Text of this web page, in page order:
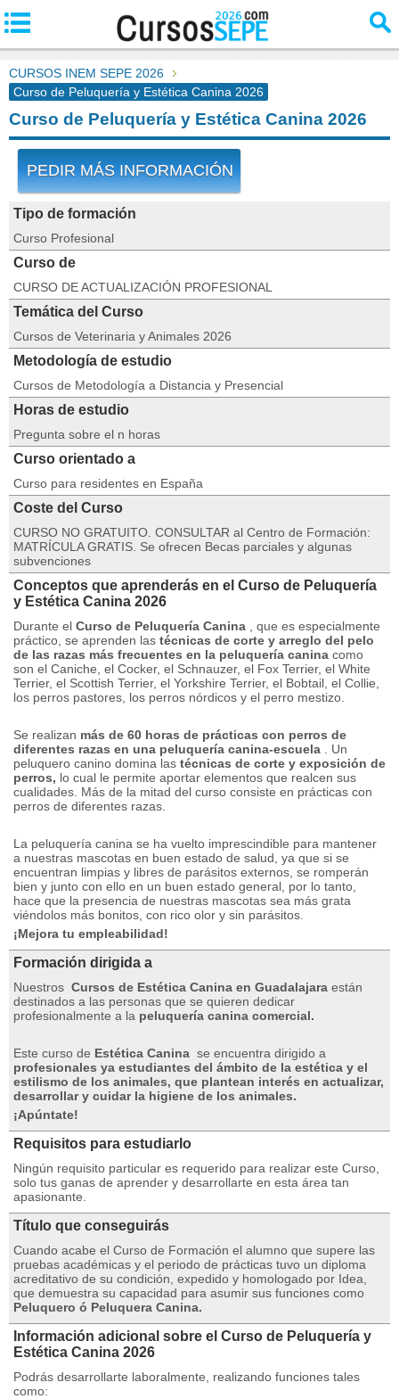
CURSOS INEM SEPE 2026
Curso de Peluquería y Estética Canina 2026
Curso de Peluquería y Estética Canina 2026
PEDIR MÁS INFORMACIÓN
Tipo de formación
Curso Profesional
Curso de
CURSO DE ACTUALIZACIÓN PROFESIONAL
Temática del Curso
Cursos de Veterinaria y Animales 2026
Metodología de estudio
Cursos de Metodología a Distancia y Presencial
Horas de estudio
Pregunta sobre el n horas
Curso orientado a
Curso para residentes en España
Coste del Curso
CURSO NO GRATUITO. CONSULTAR al Centro de Formación:
MATRÍCULA GRATIS. Se ofrecen Becas parciales y algunas
subvenciones
Conceptos que aprenderás en el Curso de Peluquería
y Estética Canina 2026
Durante el Curso de Peluquería Canina , que es especialmente
práctico, se aprenden las técnicas de corte y arreglo del pelo
de las razas más frecuentes en la peluquería canina como
son el Caniche, el Cocker, el Schnauzer, el Fox Terrier, el White
Terrier, el Scottish Terrier, el Yorkshire Terrier, el Bobtail, el Collie,
los perros pastores, los perros nórdicos y el perro mestizo.
Se realizan más de 60 horas de prácticas con perros de
diferentes razas en una peluquería canina-escuela
Un
peluquero canino domina las técnicas de corte y exposición de
perros, lo cual le permite aportar elementos que realcen sus
cualidades. Más de la mitad del curso consiste en prácticas con
perros de diferentes razas.
La peluquería canina se ha vuelto imprescindible para mantener
a nuestras mascotas en buen estado de salud, ya que si se
encuentran limpias y libres de parásitos externos, se romperán
bien y junto con ello en un buen estado general, por lo tanto,
hace que la presencia de nuestras mascotas sea más grata
viéndolos más bonitos, con rico olor y sin parásitos.
¡Mejora tu empleabilidad!
Formación dirigida a
Nuestros Cursos de Estética Canina en Guadalajara están
destinados a las personas que se quieren dedicar
profesionalmente a la peluquería canina comercial.
Este curso de Estética Canina se encuentra dirigido a
profesionales ya estudiantes del ámbito de la estética y el
estilismo de los animales, que plantean interés en actualizar,
desarrollar y cuidar la higiene de los animales.
¡Apúntate!
Requisitos para estudiarlo
Ningún requisito particular es requerido para realizar este Curso,
solo tus ganas de aprender y desarrollarte en esta área tan
apasionante.
Título que conseguirás
Cuando acabe el Curso de Formación el alumno que supere las
pruebas académicas y el periodo de prácticas tuvo un diploma
acreditativo de su condición, expedido y homologado por Idea,
que demuestra su capacidad para asumir sus funciones como
Peluquero ó Peluquera Canina.
Información adicional sobre el Curso de Peluquería y
Estética Canina 2026
Podrás desarrollarte laboralmente, realizando funciones tales
como: